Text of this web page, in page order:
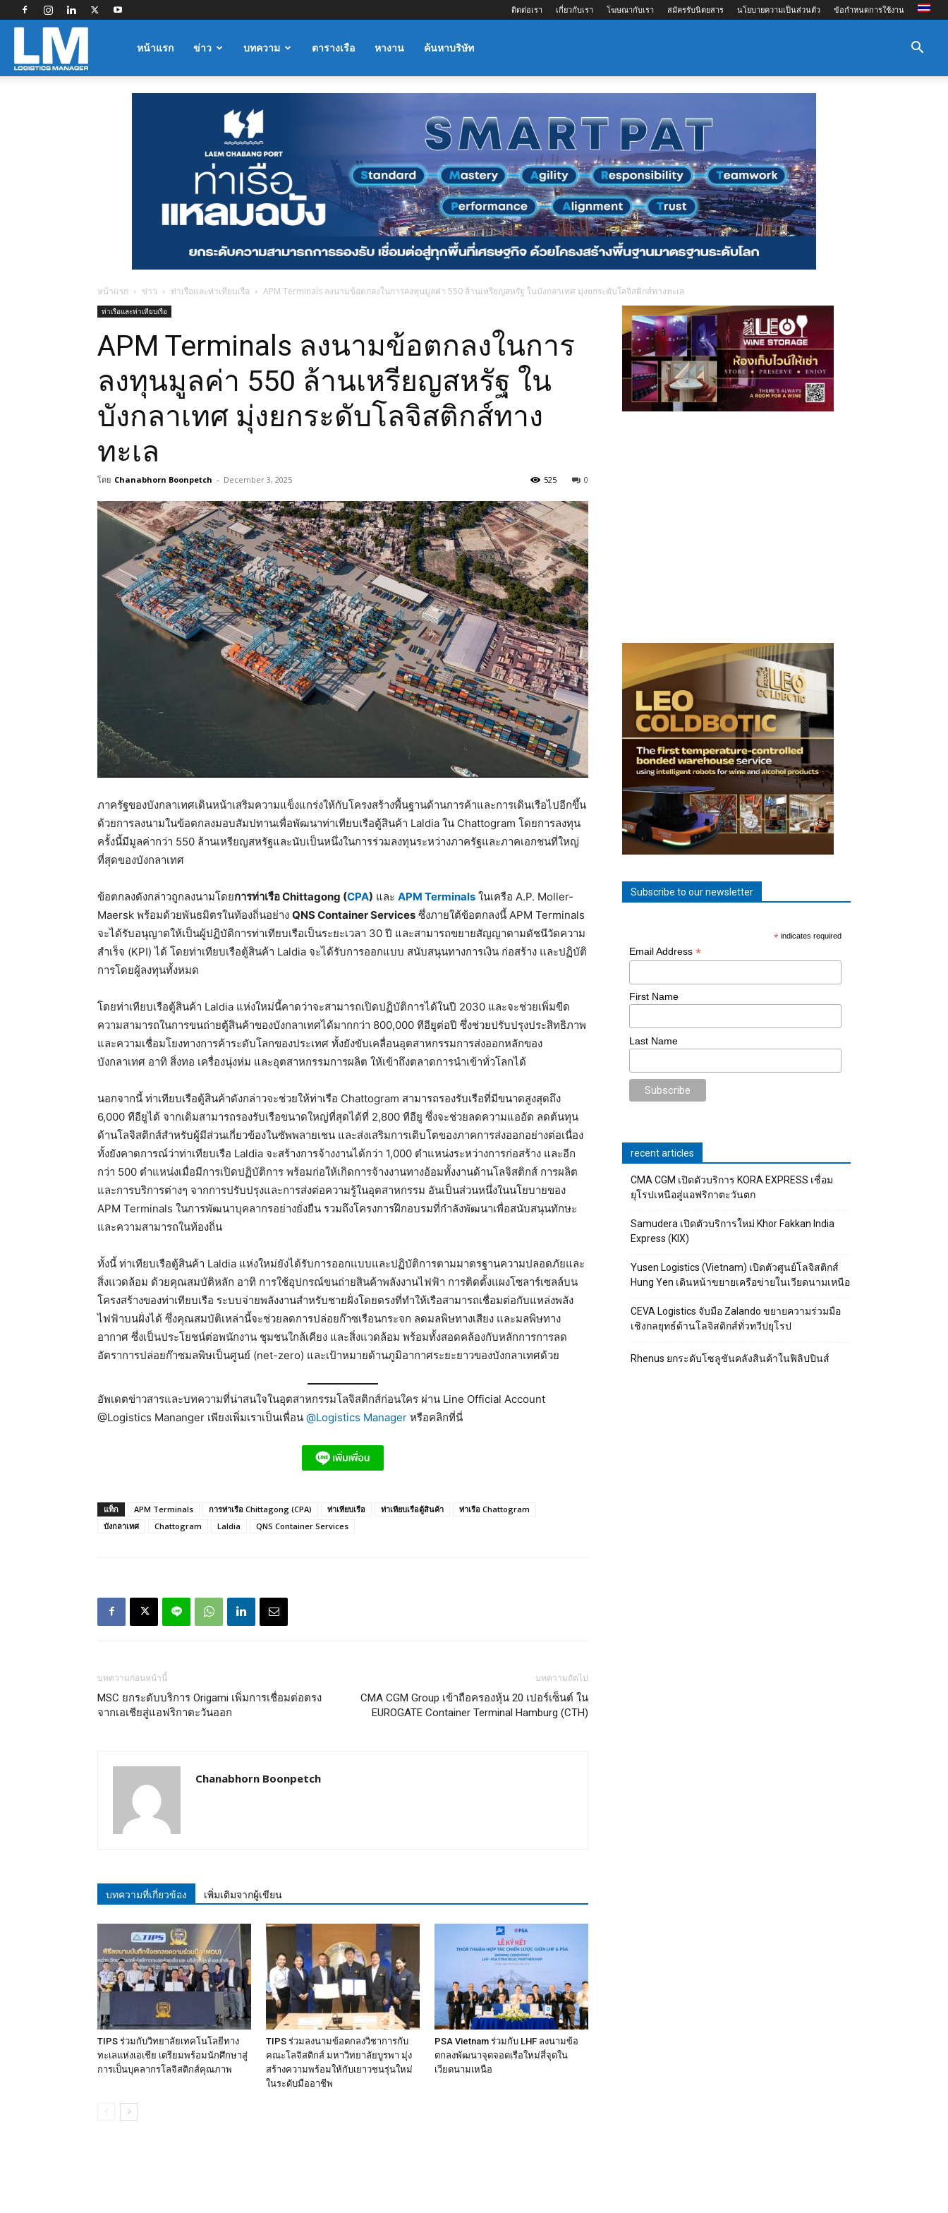
ติดต่อเรา เกี่ยวกับเรา โฆษณากับเรา สมัครรับนิตยสาร นโยบายความเป็นส่วนตัว ข้อกำหนดการใช้งาน
Logisticsหน้าแรก ข่าว บทความ ตารางเรือ หางาน ค้นหาบริษัท
หน้าแรก ข่าว ท่าเรือและท่าเทียบเรือ APM Terminals ลงนามข้อตกลงในการลงทุนมูลค่า 550 ล้านเหรียญสหรัฐ ในบังกลาเทศ มุ่งยกระดับโลจิสติกส์ทางทะเล
ท่าเรือและท่าเทียบเรือ
APM Terminals ลงนามข้อตกลงในการ
ลงทุนมูลค่า 550 ล้านเหรียญสหรัฐ ใน
บังกลาเทศ มุ่งยกระดับโลจิสติกส์ทาง
ทะเล
โดย Chanabhorn Boonpetch - December 3, 2025 0
525
ภาครัฐของบังกลาเทศเดินหน้าเสริมความแข็งแกร่งให้กับโครงสร้างพื้นฐานด้านการค้าและการเดินเรือไปอีกขึ้น
ด้วยการลงนามในข้อตกลงมอบสัมปทานเพื่อพัฒนาท่าเทียบเรือตู้สินค้า Laldia ใน Chattogram โดยการลงทุน
ครั้งนี้มีมูลค่ากว่า 550 ล้านเหรียญสหรัฐและนับเป็นหนึ่งในการร่วมลงทุนระหว่างภาครัฐและภาคเอกชนที่ใหญ่
ที่สุดของบังกลาเทศ
ข้อตกลงดังกล่าวถูกลงนามโดยการท่าเรือ Chittagong (CPA) และ APM Terminals ในเครือ A.P. Moller-
Maersk พร้อมด้วยพันธมิตรในท้องถิ่นอย่าง QNS Container Services ซึ่งภายใต้ข้อตกลงนี้ APM Terminals
จะได้รับอนุญาตให้เป็นผู้ปฏิบัติการท่าเทียบเรือเป็นระยะเวลา 30 ปี และสามารถขยายสัญญาตามดัชนีวัดความ
สำเร็จ (KPI) ได้ โดยท่าเทียบเรือตู้สินค้า Laldia จะได้รับการออกแบบ สนับสนุนทางการเงิน ก่อสร้าง และปฏิบัติ
การโดยผู้ลงทุนทั้งหมด
โดยท่าเทียบเรือตู้สินค้า Laldia แห่งใหม่นี้คาดว่าจะสามารถเปิดปฏิบัติการได้ในปี 2030 และจะช่วยเพิ่มขีด
ความสามารถในการขนถ่ายตู้สินค้าของบังกลาเทศได้มากกว่า 800,000 ทีอียูต่อปี ซึ่งช่วยปรับปรุงประสิทธิภาพ
และความเชื่อมโยงทางการค้าระดับโลกของประเทศ ทั้งยังขับเคลื่อนอุตสาหกรรมการส่งออกหลักของ
บังกลาเทศ อาทิ สิ่งทอ เครื่องนุ่งห่ม และอุตสาหกรรมการผลิต ให้เข้าถึงตลาดการนำเข้าทั่วโลกได้
นอกจากนี้ ท่าเทียบเรือตู้สินค้าดังกล่าวจะช่วยให้ท่าเรือ Chattogram สามารถรองรับเรือที่มีขนาดสูงสุดถึง
6,000 ทีอียูได้ จากเดิมสามารถรองรับเรือขนาดใหญ่ที่สุดได้ที่ 2,800 ทีอียู ซึ่งจะช่วยลดความแออัด ลดต้นทุน
ด้านโลจิสติกส์สำหรับผู้มีส่วนเกี่ยวข้องในซัพพลายเชน และส่งเสริมการเติบโตของภาคการส่งออกอย่างต่อเนื่อง
ทั้งยังคาดการณ์ว่าท่าเทียบเรือ Laldia จะสร้างการจ้างงานได้กว่า 1,000 ตำแหน่งระหว่างการก่อสร้าง และอีก
กว่า 500 ตำแหน่งเมื่อมีการเปิดปฏิบัติการ พร้อมก่อให้เกิดการจ้างงานทางอ้อมทั้งงานด้านโลจิสติกส์ การผลิต
และการบริการต่างๆ จากการปรับปรุงและการส่งต่อความรู้ในอุตสาหกรรม อันเป็นส่วนหนึ่งในนโยบายของ
APM Terminals ในการพัฒนาบุคลากรอย่างยั่งยืน รวมถึงโครงการฝึกอบรมที่กำลังพัฒนาเพื่อสนับสนุนทักษะ
และความสามารถในท้องถิ่น
ทั้งนี้ ท่าเทียบเรือตู้สินค้า Laldia แห่งใหม่ยังได้รับการออกแบบและปฏิบัติการตามมาตรฐานความปลอดภัยและ
สิ่งแวดล้อม ด้วยคุณสมบัติหลัก อาทิ การใช้อุปกรณ์ขนถ่ายสินค้าพลังงานไฟฟ้า การติดตั้งแผงโซลาร์เซลล์บน
โครงสร้างของท่าเทียบเรือ ระบบจ่ายพลังงานสำหรับชายฝั่งโดยตรงที่ทำให้เรือสามารถเชื่อมต่อกับแหล่งพลัง
ไฟฟ้าบนฝั่งได้ ซึ่งคุณสมบัติเหล่านี้จะช่วยลดการปล่อยก๊าซเรือนกระจก ลดมลพิษทางเสียง และมลพิษทาง
อากาศ ซึ่งเป็นประโยชน์ต่อพนักงาน ชุมชนใกล้เคียง และสิ่งแวดล้อม พร้อมทั้งสอดคล้องกับหลักการการลด
อัตราการปล่อยก๊าซมลพิษเป็นศูนย์ (net-zero) และเป้าหมายด้านภูมิอากาศระยะยาวของบังกลาเทศด้วย
อัพเดตข่าวสารและบทความที่น่าสนใจในอุตสาหกรรมโลจิสติกส์ก่อนใคร ผ่าน Line Official Account
@Logistics Mananger เพียงเพิ่มเราเป็นเพื่อน @Logistics Manager หรือคลิกที่นี่
แท็ก APM Terminals การท่าเรือ Chittagong (CPA) ท่าเทียบเรือ ท่าเทียบเรือตู้สินค้า
ท่าเรือ Chattogram
บังกลาเทศ
Chattogram Laldia QNS Container Services
บทความก่อนหน้านี้
MSC ยกระดับบริการ Origami เพิ่มการเชื่อมต่อตรง
จากเอเชียสู่แอฟริกาตะวันออก
บทความถัดไป
CMA CGM Group เข้าถือครองหุ้น 20 เปอร์เซ็นต์ ใน
EUROGATE Container Terminal Hamburg (CTH)
Chanabhorn Boonpetch
บทความที่เกี่ยวข้อง เพิ่มเติมจากผู้เขียน
TIPS ร่วมกับวิทยาลัยเทคโนโลยีทาง
ทะเลแห่งเอเชีย เตรียมพร้อมนักศึกษาสู่
การเป็นบุคลากรโลจิสติกส์คุณภาพ
TIPS ร่วมลงนามข้อตกลงวิชาการกับ
คณะโลจิสติกส์ มหาวิทยาลัยบูรพา มุ่ง
สร้างความพร้อมให้กับเยาวชนรุ่นใหม่
ในระดับมืออาชีพ
PSA Vietnam ร่วมกับ LHF ลงนามข้อ
ตกลงพัฒนาจุดจอดเรือใหม่สี่จุดใน
เวียดนามเหนือ
Subscribe to our newsletter
* indicates required
Email Address *
First Name
Last Name
recent articles
CMA CGM เปิดตัวบริการ KORA EXPRESS เชื่อม
ยุโรปเหนือสู่แอฟริกาตะวันตก
Samudera เปิดตัวบริการใหม่ Khor Fakkan India
Express (KIX)
Yusen Logistics (Vietnam) เปิดตัวศูนย์โลจิสติกส์
Hung Yen เดินหน้าขยายเครือข่ายในเวียดนามเหนือ
CEVA Logistics จับมือ Zalando ขยายความร่วมมือ
เชิงกลยุทธ์ด้านโลจิสติกส์ทั่วทวีปยุโรป
Rhenus ยกระดับโซลูชันคลังสินค้าในฟิลิปปินส์